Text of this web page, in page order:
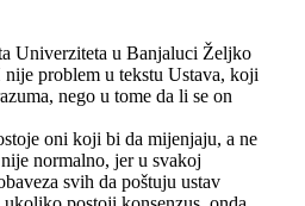
Univerziteta u Banjaluci Željko
problem u tekstu Ustava, koji
nego u tome da li se on
oni koji bi da mijenjaju, a ne
normalno, jer u svakoj
svih da poštuju ustav